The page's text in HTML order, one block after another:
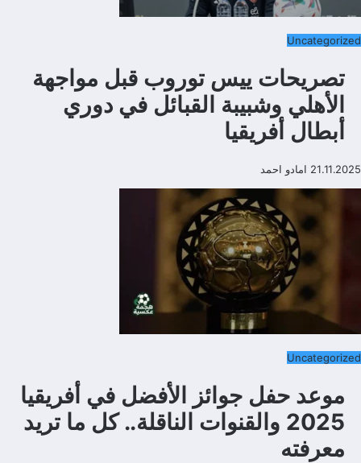
Uncategorized
تصريحات ييس توروب قبل مواجهة
الأهلي وشبيبة القبائل في دوري
أبطال أفريقيا
21.11.2025 امادو احمد
Uncategorized
موعد حفل جوائز الأفضل في أفريقيا
2025 والقنوات الناقلة.. كل ما تريد
معرفته